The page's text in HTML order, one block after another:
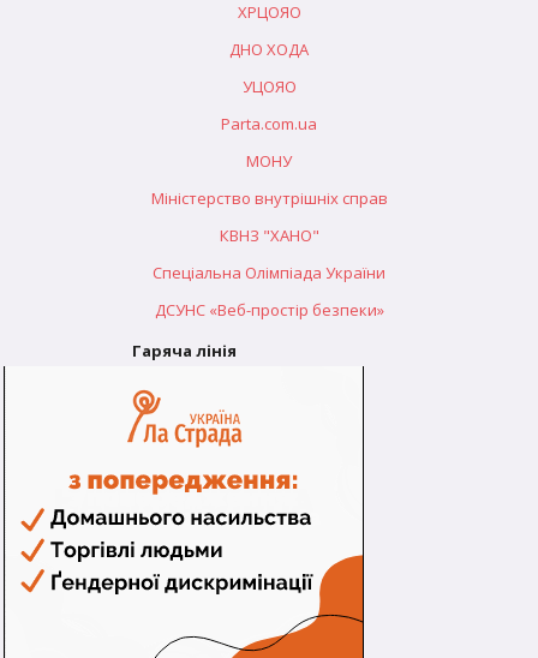
ХРЦОЯО
ДНО ХОДА
УЦОЯО
Parta.com.ua
МОНУ
Міністерство внутрішніх справ
КВНЗ "ХАНО"
Спеціальна Олімпіада України
ДСУНС «Веб-простір безпеки»
Гаряча лінія